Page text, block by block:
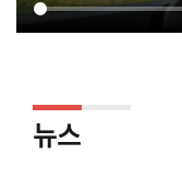
뉴스